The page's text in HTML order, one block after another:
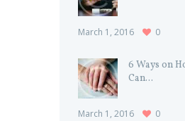
March 1, 2016 0
6 Ways on
Can...
March 1, 2016 0